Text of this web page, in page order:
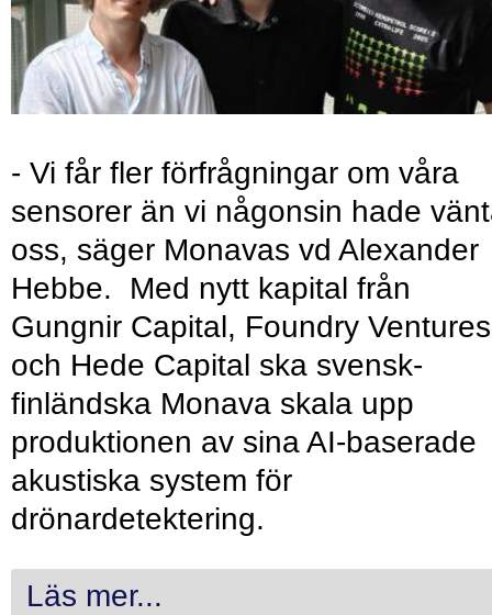
- Vi får fler förfrågningar om våra
sensorer än vi någonsin hade
oss, säger Monavas vd Alexander
Hebbe. Med nytt kapital från
Gungnir Capital, Foundry Ventures
och Hede Capital ska svensk-
finländska Monava skala upp
produktionen av sina AI-baserade
akustiska system för
drönardetektering.
Läs mer...